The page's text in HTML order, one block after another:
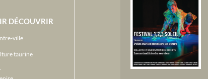
DÉCOUVRIR
ville
taurine